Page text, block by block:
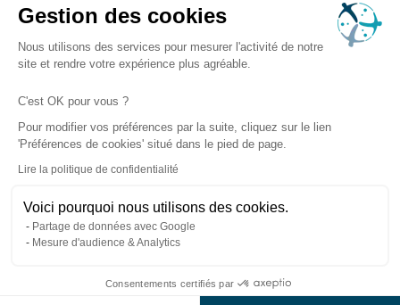
Gestion des cookies
Nous utilisons des services pour mesurer l'activité de notre
site et rendre votre expérience plus agréable.
C'est OK pour vous ?
Pour modifier vos préférences par la suite, cliquez sur le lien
'Préférences de cookies' situé dans le pied de page.
Lire la politique de confidentialité
Voici pourquoi nous utilisons des cookies.
Partage de données avec Google
Mesure d'audience & Analytics
Consentements certifiés par
Guide d’achat
Espace presse
Boutique en ligne
2026 Clairazur Spa